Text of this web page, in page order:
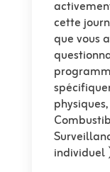
cette
que vous
individuel